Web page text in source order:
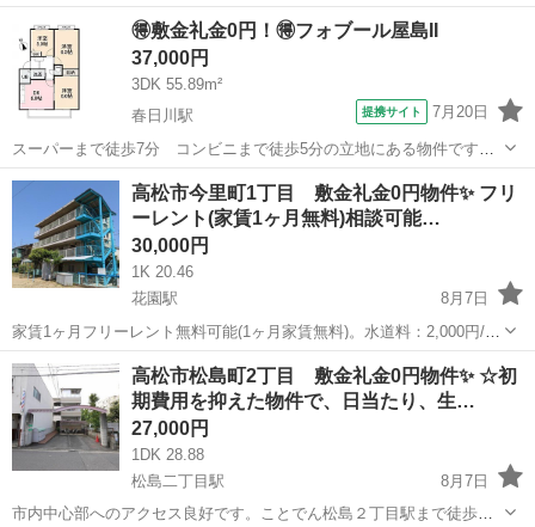
ンターネット使用料無料。駐車場有 3,000円/月。水道料：2,000円/
月。 ※住所のピンは正確では無い可能性ございますので、現地確認や
内見ご希望の際はご...
昭和町駅 アパート 無料
🉐敷金礼金0円！🉐フォブール屋島II
37,000円
3DK 55.89m²
春日川駅
提携サイト 7月20日
スーパーまで徒歩7分 コンビニまで徒歩5分の立地にある物件ですペ
ット飼育可、インターネット無料も導入
香川 高松市 春日川駅 アパート
高松市今里町1丁目 敷金礼金0円物件✨ フリ
ーレント(家賃1ヶ月無料)相談可能…
30,000円
1K 20.46
花園駅
8月7日
家賃1ヶ月フリーレント無料可能(1ヶ月家賃無料)。水道料：2,000円/
月。インターネット無料。 ※住所のピンは正確では無い可能性ござい
ますので、現地確認や内見ご希望の際はご連絡下さい。 ※お部屋のク
リーニング費用...
香川 高松市 花園駅 アパート 無料
高松市松島町2丁目 敷金礼金0円物件✨ ☆初
期費用を抑えた物件で、日当たり、生…
27,000円
1DK 28.88
松島二丁目駅
8月7日
市内中心部へのアクセス良好です。ことでん松島２丁目駅まで徒歩６